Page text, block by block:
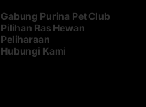
Gabung Purina Pet Club
Pilihan Ras Hewan
Peliharaan
Hubungi Kami